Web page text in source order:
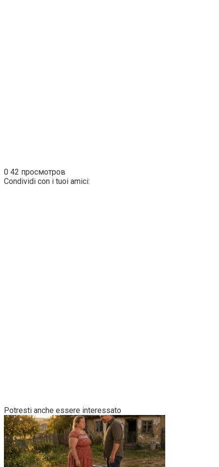
0 42 просмотров
Condividi con i tuoi amici:
Potresti anche essere interessato